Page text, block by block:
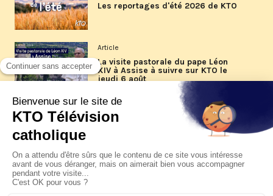
Les reportages d'été 2026 de KTO
Article
La visite pastorale du pape Léon
XIV à Assise à suivre sur KTO le
jeudi 6 août
Article
Le pape en Uruguay, Argentine et
Pérou du 6 au 17 novembre 2026